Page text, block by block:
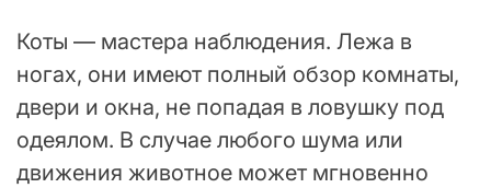
Коты — мастера наблюдения. Лежа в
ногах, они имеют полный обзор комнаты,
двери и окна, не попадая в ловушку под
одеялом. В случае любого шума или
движения животное может мгновенно